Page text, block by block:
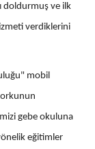
doldurmuş ve ilk
verdiklerini
mobil
gebe okuluna
eğitimler